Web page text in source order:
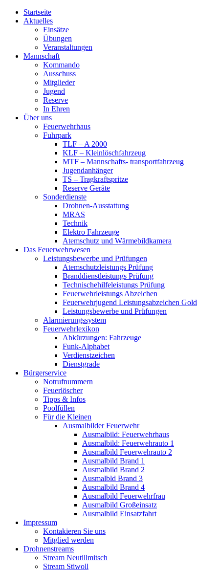
Startseite
Aktuelles
Einsätze
Übungen
Veranstaltungen
Mannschaft
Kommando
Ausschuss
Mitglieder
Jugend
Reserve
In Ehren
Über uns
Feuerwehrhaus
Fuhrpark
TLF – A 2000
KLF – Kleinlöschfahrzeug
MTF – Mannschafts- transportfahrzeug
Jugendanhänger
TS – Tragkraftspritze
Reserve Geräte
Sonderdienste
Drohnen-Ausstattung
MRAS
Technik
Elektro Fahrzeuge
Atemschutz und Wärmebildkamera
Das Feuerwehrwesen
Leistungsbewerbe und Prüfungen
Atemschutzleistungs Prüfung
Branddienstleistungs Prüfung
Technischehilfeleistungs Prüfung
Feuerwehrleistungs Abzeichen
Feuerwehrjugend Leistungsabzeichen Gold
Leistungsbewerbe und Prüfungen
Alarmierungssystem
Feuerwehrlexikon
Abkürzungen: Fahrzeuge
Funk-Alphabet
Verdienstzeichen
Dienstgrade
Bürgerservice
Notrufnummern
Feuerlöscher
Tipps & Infos
Poolfüllen
Für die Kleinen
Ausmalbilder Feuerwehr
Ausmalbild: Feuerwehrhaus
Ausmalbild: Feuerwehrauto 1
Ausmalbild Feuerwehrauto 2
Ausmalbild Brand 1
Ausmalbild Brand 2
Ausmalbld Brand 3
Ausmalbild Brand 4
Ausmalbild Feuerwehrfrau
Ausmalbild Großeinsatz
Ausmalbild Einsatzfahrt
Impressum
Kontakieren Sie uns
Mitglied werden
Drohnenstreams
Stream Neutillmitsch
Stream Stiwoll